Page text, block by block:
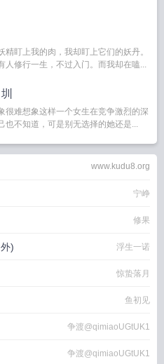
精盯上我的肉，我却盯上它们的妖丹。
人修行一生，不过入门。而我却在嗑...
很难想象这样一个女生在竞争激烈的深
也不知道，可是别无选择的她还是...
www.kudu8.org
宁峥
修果
) 浮生一诺
惊蛰落月
鱼初见
争渡@qimiaoUGtUK1
争渡@qimiaoUGtUK1